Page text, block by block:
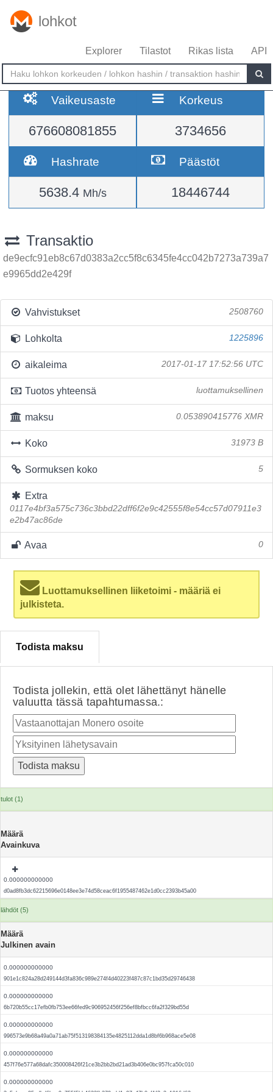
lohkot
Explorer Tilastot Rikas lista API
Vaikeusaste
676608081855
Korkeus
3734656
Hashrate
5638.4 Mh/s
Päästöt
18446744
Transaktio
de9ecfc91eb8c67d0383a2cc5f8c6345fe4cc042b7273a739a7
e9965dd2e429f
Vahvistukset 2508760
Lohkolta 1225896
aikaleima 2017-01-17 17:52:56 UTC
Tuotos yhteensä luottamuksellinen
maksu 0.053890415776 XMR
Koko 31973 B
Sormuksen koko 5
Extra
0117e4bf3a575c736c3bbd22dff6f2e9c42555f8e54cc57d07911e3
e2b47ac86de
Avaa 0
Luottamuksellinen liiketoimi - määriä ei
julkisteta.
Todista maksu
Todista jollekin, että olet lähettänyt hänelle
valuutta tässä tapahtumassa.:
tulot (1)
Määrä
Avainkuva
0.000000000000
d0ad8fb3dc62215696e0148ee3e74d58ceac6f1955487462e1d0cc2393b45a00
lähdöt (5)
Määrä
Julkinen avain
0.000000000000
901e1c824a28d249144d3fa836c989e274f4d40223f487c87c1bd35d29746438
0.000000000000
6b720b55cc17efb0fb753ee66fed9c906952456f256ef8bfbcc6fa2f329bd55d
0.000000000000
996573e9b68a49a0a71ab75f513198384135e4825112dda1d8bf6b968ace5e08
0.000000000000
457f76e577a68dafc350008426f21ce3b2bb2bd21ad3b406e0bc957fca50c010
0.000000000000